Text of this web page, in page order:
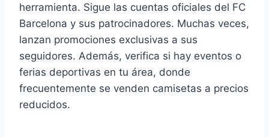
herramienta. Sigue las cuentas oficiales del FC
Barcelona y sus patrocinadores. Muchas veces,
lanzan promociones exclusivas a sus
seguidores. Además, verifica si hay eventos o
ferias deportivas en tu área, donde
frecuentemente se venden camisetas a precios
reducidos.